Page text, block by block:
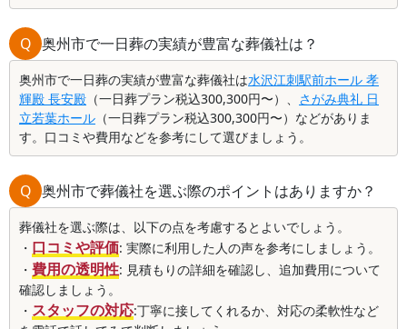
Q 奥州市で一日葬の実績が豊富な葬儀社は？
奥州市で一日葬の実績が豊富な葬儀社は水沢江刺駅前ホール 孝
輝殿 長安殿 （一日葬プラン税込300,300円〜）、 さがみ典礼 日
立若葉ホール （一日葬プラン税込300,300円〜）などがありま
す。口コミや費用などを参考にして選びましょう。
Q 奥州市で葬儀社を選ぶ際のポイントはありますか？
葬儀社を選ぶ際は、以下の点を考慮するとよいでしょう。
・ 口コミや評価: 実際に利用した人の声を参考にしましょう。
・ 費用の透明性: 見積もりの詳細を確認し、追加費用について
確認しましょう。
・ スタッフの対応:丁寧に接してくれるか、対応の柔軟性など